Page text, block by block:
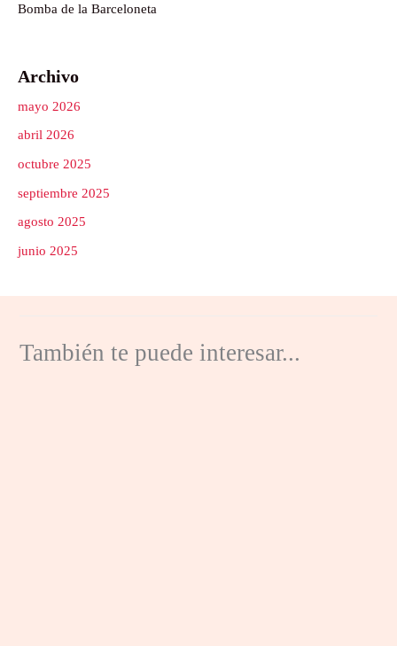
Bomba de la Barceloneta
Archivo
mayo 2026
abril 2026
octubre 2025
septiembre 2025
agosto 2025
junio 2025
También te puede interesar...